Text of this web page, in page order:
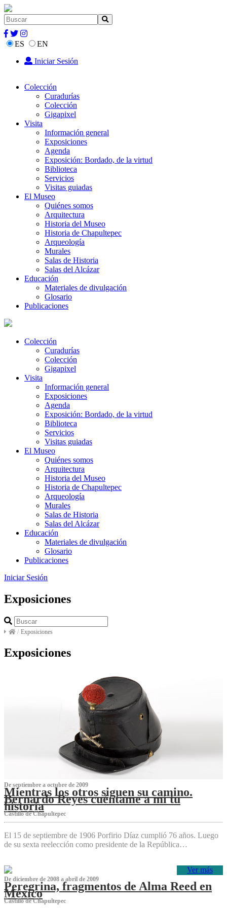
ES
EN
Iniciar Sesión
Colección
Curadurías
Colección
Gigapixel
Visita
Información general
Exposiciones
Agenda
Exposición: Bordado, de la virtud
Biblioteca
Servicios
Visitas guiadas
El Museo
Quiénes somos
Arquitectura
Historia del Museo
Historia de Chapultepec
Arqueología
Murales
Salas de Historia
Salas del Alcázar
Educación
Materiales de divulgación
Glosario
Publicaciones
Colección
Curadurías
Colección
Gigapixel
Visita
Información general
Exposiciones
Agenda
Exposición: Bordado, de la virtud
Biblioteca
Servicios
Visitas guiadas
El Museo
Quiénes somos
Arquitectura
Historia del Museo
Historia de Chapultepec
Arqueología
Murales
Salas de Historia
Salas del Alcázar
Educación
Materiales de divulgación
Glosario
Publicaciones
Iniciar Sesión
Exposiciones
/ Exposiciones
Exposiciones
De septiembre a octubre de 2009
Mientras los otros siguen su camino.
Bernardo Reyes cuéntame a mí tu
historia
Castillo de Chapultepec
El 15 de septiembre de 1906 Porfirio Díaz cumplió 76 años. Luego
de su sexta reelección como presidente de la República…
Ver más
De diciembre de 2008 a abril de 2009
Peregrina, fragmentos de Alma Reed en
México
Castillo de Chapultepec